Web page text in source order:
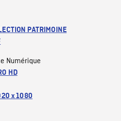
PATRIMOINE
Numérique
HD
x 1080